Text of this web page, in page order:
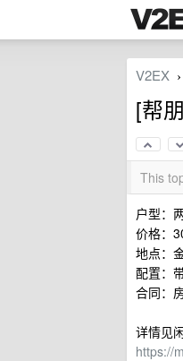
V2EX ›
[帮
This
户型：
价格：
地点：
配置：
合同：
详情见
https://